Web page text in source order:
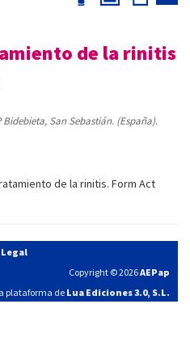
de la rinitis
San Sebastián. (España).
de la rinitis. Form Act
Copyright © 2026AEPap
plataforma de Lua Ediciones 3.0, S.L.